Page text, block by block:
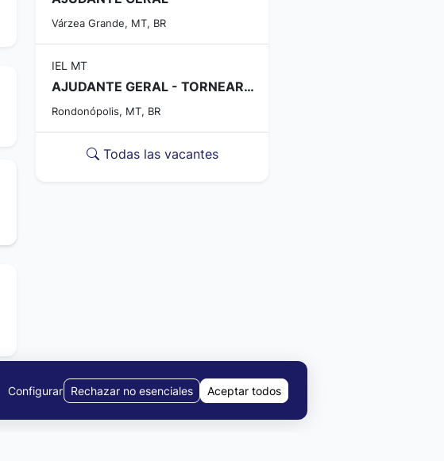
Várzea Grande, MT, BR
IEL MT
AJUDANTE GERAL - TORNEARIA
Rondonópolis, MT, BR
Todas las vacantes
Configurar Rechazar no esenciales Aceptar todos